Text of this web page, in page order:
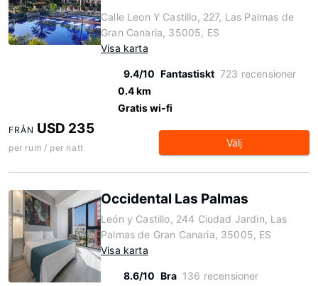
Calle Leon Y Castillo, 227, Las Palmas de
Gran Canaria, 35005, ES
Visa karta
9.4/10 Fantastiskt 723 recensioner
0.4 km
Gratis wi-fi
FRÅN USD 235
per rum / per natt Välj
Occidental Las Palmas
León y Castillo, 244 Ciudad Jardin, Las
Palmas de Gran Canaria, 35005, ES
Visa karta
8.6/10 Bra 136 recensioner